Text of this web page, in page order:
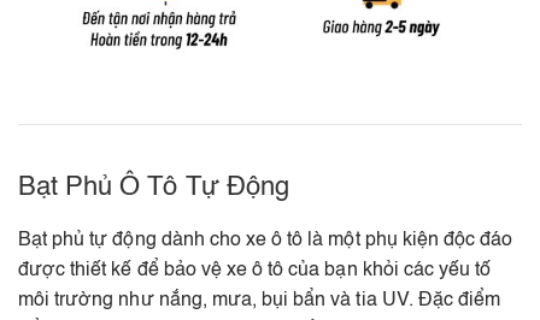
Bạt Phủ Ô Tô Tự Động
Bạt phủ tự động dành cho xe ô tô là một phụ kiện độc đáo
được thiết kế để bảo vệ xe ô tô của bạn khỏi các yếu tố
môi trường như nắng, mưa, bụi bẩn và tia UV. Đặc điểm